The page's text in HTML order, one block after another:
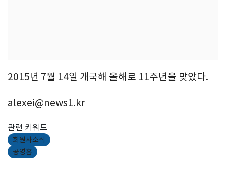
2015년 7월 14일 개국해 올해로 11주년을 맞았다.
alexei@news1.kr
관련 키워드
회원사소식
공영홈